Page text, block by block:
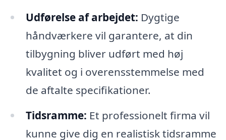
Udførelse af arbejdet: Dygtige
håndværkere vil garantere, at din
tilbygning bliver udført med høj
kvalitet og i overensstemmelse med
de aftalte specifikationer.
Tidsramme: Et professionelt firma vil
kunne give dig en realistisk tidsramme